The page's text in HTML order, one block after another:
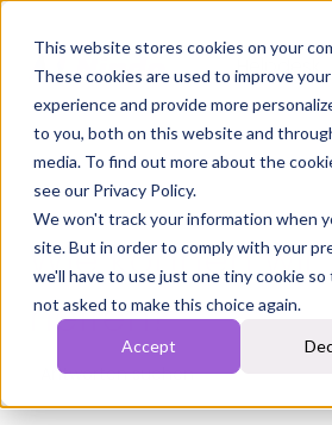
This website stores cookies on your
These cookies are used to improve
experience and provide more
to you, both on this website and
media. To find out more about the
see our Privacy Policy.
We won't track your information when
site. But in order to comply with your
we'll have to use just one tiny cookie
not asked to make this choice again.
Accept
Helpdesk
Wie können wir
helfen?
Es gibt keine Vorschläge, da das